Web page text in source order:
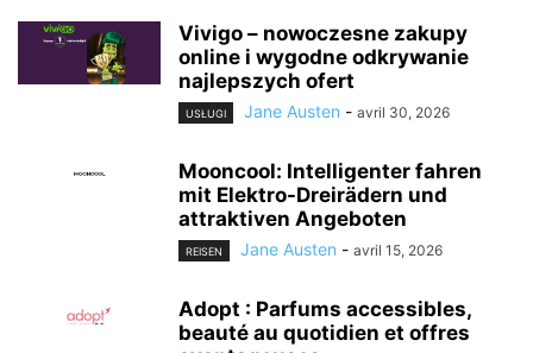
Vivigo – nowoczesne zakupy
online i wygodne odkrywanie
najlepszych ofert
USŁUGI Jane Austen - avril 30, 2026
Mooncool: Intelligenter fahren
mit Elektro-Dreirädern und
attraktiven Angeboten
REISEN Jane Austen - avril 15, 2026
Adopt : Parfums accessibles,
beauté au quotidien et offres